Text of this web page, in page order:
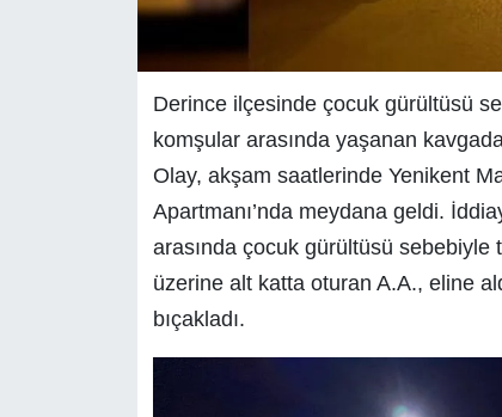
Derince ilçesinde çocuk gürültüsü
komşular arasında yaşanan
Olay, akşam saatlerinde Yenikent
Apartmanı’nda meydana geldi.
arasında çocuk gürültüsü sebebiyle
üzerine alt katta oturan A.A., eline
bıçakladı.